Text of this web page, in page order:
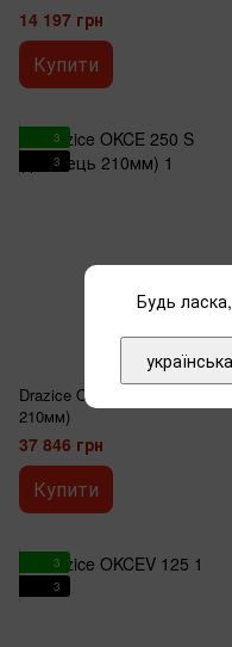
14 197 грн
Купити
3
3
Drazice OKCE 250 S (фланець
210мм)
37 846 грн
Купити
3
3
Будь
українська